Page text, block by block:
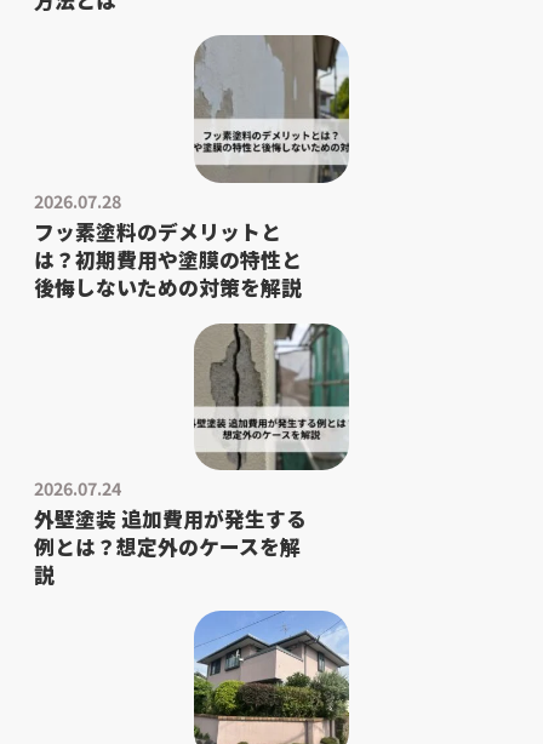
2026.07.28
フッ素塗料のデメリットと
は？初期費用や塗膜の特性と
後悔しないための対策を解説
2026.07.24
外壁塗装 追加費用が発生する
例とは？想定外のケースを解
説